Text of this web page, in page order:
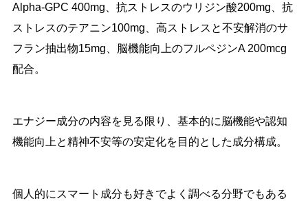
Alpha-GPC 400mg、抗ストレスのウリジン酸200mg、抗
ストレスのテアニン100mg、高ストレスと不安解消のサ
フラン抽出物15mg、脳機能向上のフルペジンA 200mcg
配合。
エナジー成分の内容を見る限り、基本的に脳機能や認知
機能向上と精神不安等の安定化を目的とした成分構成。
個人的にスマート成分も好きでよく調べる分野でもある